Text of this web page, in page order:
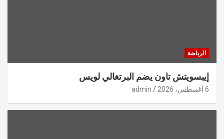
الرياضة
إيبسويتش تاون يضم البرتغالي لويس
6 أغسطس، 2026 admin